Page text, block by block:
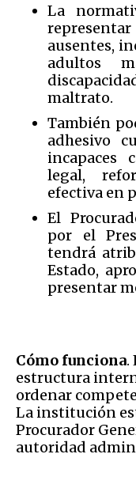
La
ausentes,
adultos
maltrato.
También
adhesivo
incapaces
legal,
efectiva en
El
por el
tendrá
Estado,
presentar
Cómo funciona.
estructura
ordenar
La institución
Procurador
autoridad